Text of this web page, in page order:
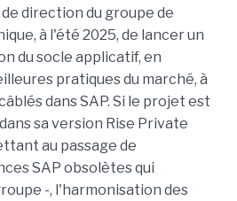
direction du groupe de
à l'été 2025, de lancer un
du socle applicatif, en
pratiques du marché, à
dans SAP. Si le projet est
sa version Rise Private
au passage de
SAP obsolètes qui
-, l'harmonisation des